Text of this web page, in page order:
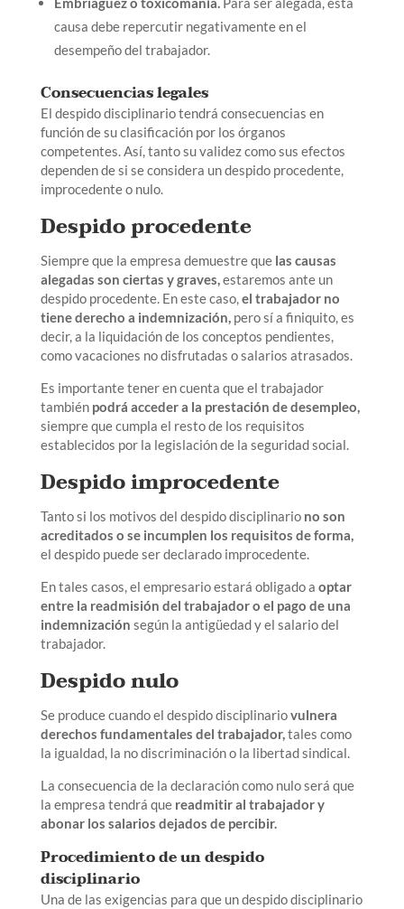
causa debe repercutir negativamente en el
desempeño del trabajador.
Consecuencias legales
El despido disciplinario tendrá consecuencias en
función de su clasificación por los órganos
competentes. Así, tanto su validez como sus efectos
dependen de si se considera un despido procedente,
improcedente o nulo.
Despido procedente
Siempre que la empresa demuestre que las causas
alegadas son ciertas y graves,estaremos ante un
despido procedente. En este caso,el trabajador no
tiene derecho a indemnización,pero sí a finiquito, es
decir, a la liquidación de los conceptos pendientes,
como vacaciones no disfrutadas o salarios atrasados.
Es importante tener en cuenta que el trabajador
también podrá acceder a la prestación de desempleo,
siempre que cumpla el resto de los requisitos
establecidos por la legislación de la seguridad social.
Despido improcedente
Tanto si los motivos del despido disciplinario no son
acreditados o se incumplen los requisitos de forma,
el despido puede ser declarado improcedente.
En tales casos, el empresario estará obligado a optar
entre la readmisión del trabajador o el pago de una
indemnización según la antigüedad y el salario del
trabajador.
Despido nulo
Se produce cuando el despido disciplinariovulnera
derechos fundamentales del trabajador,tales como
la igualdad, la no discriminación o la libertad sindical.
La consecuencia de la declaración como nulo será que
la empresa tendrá que readmitir al trabajador y
abonar los salarios dejados de percibir.
Procedimiento de un despido
disciplinario
Una de las exigencias para que un despido disciplinario